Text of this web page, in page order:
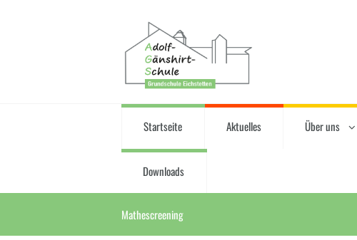
Startseite Aktuelles Über uns
Downloads
Mathescreening